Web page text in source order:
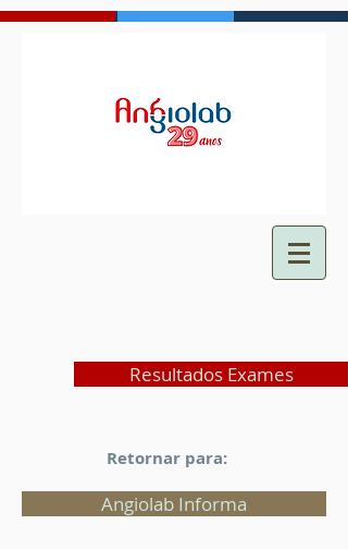
Resultados Exames
Retornar para:
Angiolab Informa